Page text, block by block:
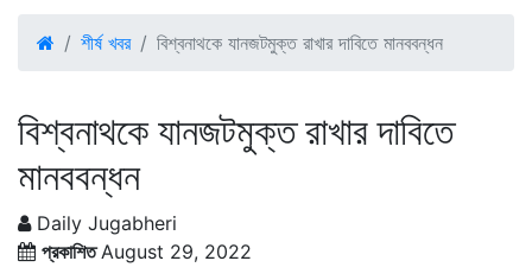
শীর্ষ খবর বিশ্বনাথকে যানজটমুক্ত রাখার দাবিতে মানববন্ধন
বিশ্বনাথকে যানজটমুক্ত রাখার দাবিতে
মানববন্ধন
Daily Jugabheri
প্রকাশিতAugust 29, 2022